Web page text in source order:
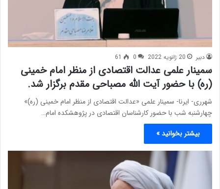
دبیر 20 ژانویه 2022 0
61
سمینار علمی عدالت اقتصادی از منظر امام خمینی
(ره) با حضور آیت الله مصباحی مقدم برگزار شد.
شهرری- ایرنا- سمینار علمی «عدالت اقتصادی از منظر امام خمینی (ره)»
چهارشنبه شب با حضور کارشناسان اقتصادی در پژوهشکده امام…
بیشتر بخوانید »